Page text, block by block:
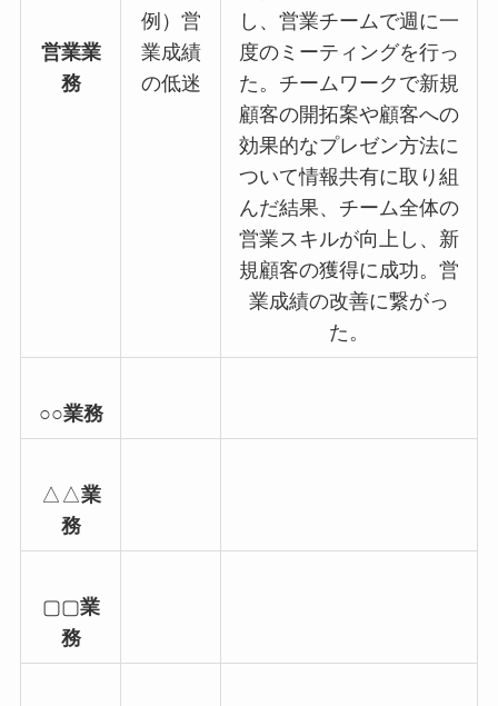
営業業
務
例）営
業成績
の低迷
し、営業チームで週に一
度のミーティングを行っ
た。チームワークで新規
顧客の開拓案や顧客への
効果的なプレゼン方法に
ついて情報共有に取り組
んだ結果、チーム全体の
営業スキルが向上し、新
規顧客の獲得に成功。営
業成績の改善に繋がっ
た。
○○業務
△△業
務
▢▢業
務